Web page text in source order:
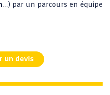
…) par un parcours en équipe
un devis